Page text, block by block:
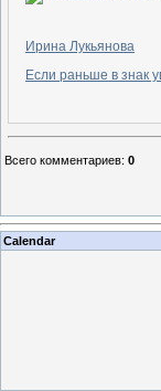
Ирина Лукьянова
Если раньше в знак
Всего комментариев: 0
Calendar